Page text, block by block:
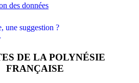
des données
une suggestion ?
DE LA POLYNÉSIE
FRANÇAISE